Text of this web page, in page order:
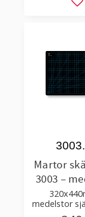
Martor
3003 –
medelstor
skär matta